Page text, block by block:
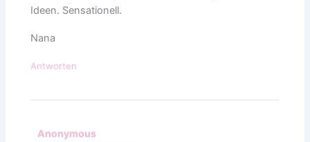
Ideen. Sensationell.
Nana
Antworten
Anonymous